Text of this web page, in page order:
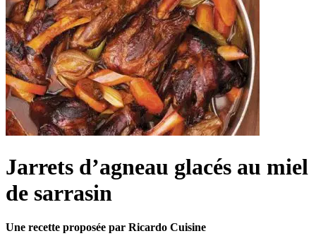
Jarrets d’agneau glacés au miel
de sarrasin
Une recette proposée par Ricardo Cuisine